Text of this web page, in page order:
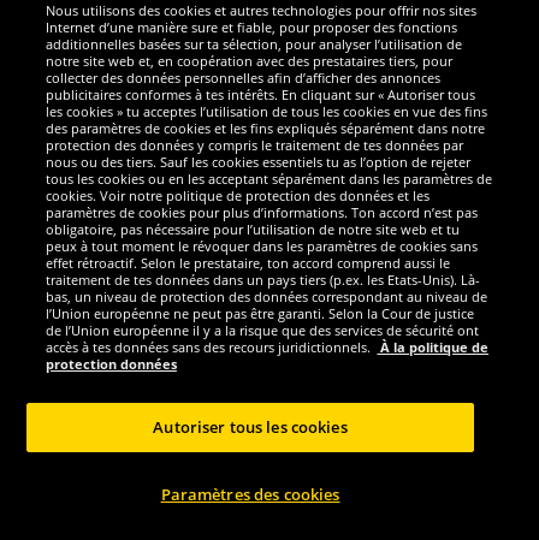
Sécurité
Nous sommes excellents
Réseaux sociaux
Tous droits réservés
Nous utilisons des cookies et autres technologies pour offrir nos sites
Internet d’une manière sure et fiable, pour proposer des fonctions
additionnelles basées sur ta sélection, pour analyser l’utilisation de
notre site web et, en coopération avec des prestataires tiers, pour
collecter des données personnelles afin d’afficher des annonces
publicitaires conformes à tes intérêts. En cliquant sur « Autoriser tous
les cookies » tu acceptes l’utilisation de tous les cookies en vue des fins
des paramètres de cookies et les fins expliqués séparément dans notre
protection des données y compris le traitement de tes données par
nous ou des tiers. Sauf les cookies essentiels tu as l’option de rejeter
tous les cookies ou en les acceptant séparément dans les paramètres de
cookies. Voir notre politique de protection des données et les
paramètres de cookies pour plus d’informations. Ton accord n’est pas
obligatoire, pas nécessaire pour l’utilisation de notre site web et tu
peux à tout moment le révoquer dans les paramètres de cookies sans
effet rétroactif. Selon le prestataire, ton accord comprend aussi le
traitement de tes données dans un pays tiers (p.ex. les Etats-Unis). Là-
bas, un niveau de protection des données correspondant au niveau de
l’Union européenne ne peut pas être garanti. Selon la Cour de justice
de l’Union européenne il y a la risque que des services de sécurité ont
accès à tes données sans des recours juridictionnels. À la politique de
protection données
Paramètres des cookies
Autoriser tous les cookies